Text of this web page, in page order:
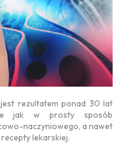
rezultatem ponad 30 lat
jak w prosty sposób
naczyniowego, a nawet
lekarskiej.